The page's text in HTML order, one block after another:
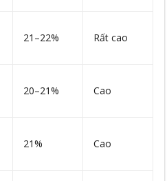
21–22% Rất cao
20–21% Cao
21% Cao